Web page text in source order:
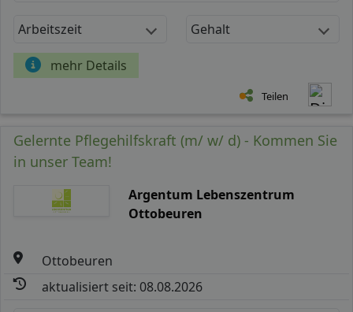
Arbeitszeit Gehalt
mehr Details
Teilen
Gelernte Pflegehilfskraft (m/ w/ d) - Kommen Sie
in unser Team!
Argentum Lebenszentrum
Ottobeuren
Ottobeuren
aktualisiert seit: 08.08.2026